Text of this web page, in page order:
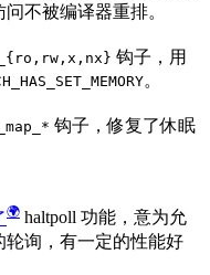
不被编译器重排。
钩子，用
。
钩子，修复了休眠
haltpoll 功能，意为允
轮询，有一定的性能好